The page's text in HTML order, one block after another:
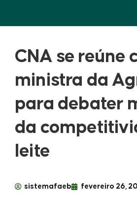
CNA se reúne
ministra da
para debater
da
leite
sistemafaeb fevereiro 26,